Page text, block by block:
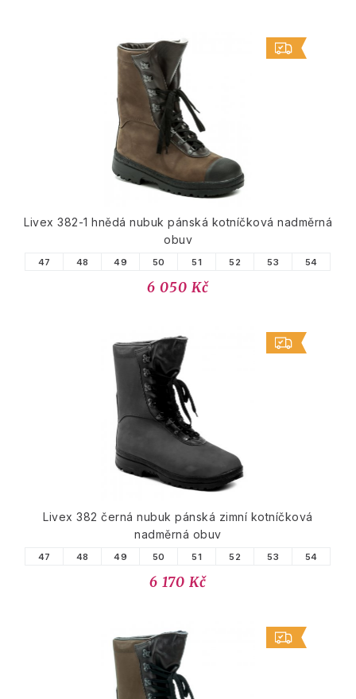
Livex 382-1 hnědá nubuk pánská kotníčková nadměrná
obuv
47 48 49 50 51 52 53 54
6 050 Kč
Livex 382 černá nubuk pánská zimní kotníčková
nadměrná obuv
47 48 49 50 51 52 53 54
6 170 Kč